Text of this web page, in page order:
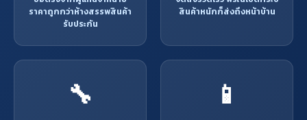
ราคาถูกกว่าห้างสรรพสินค้า
รับประกัน
สินค้าหนักก็ส่งถึงหน้าบ้าน
🔧 📱